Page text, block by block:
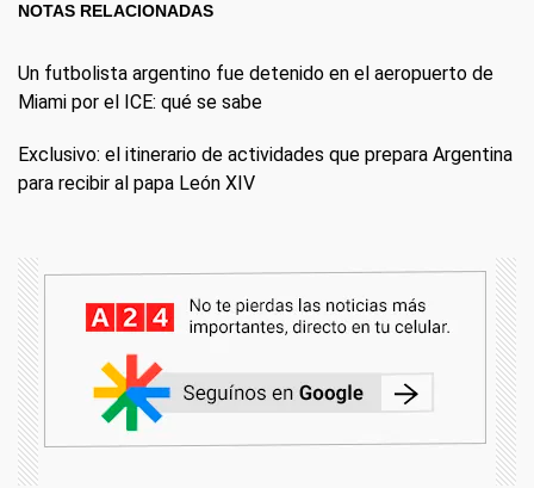
NOTAS RELACIONADAS
Un futbolista argentino fue detenido en el aeropuerto de
Miami por el ICE: qué se sabe
Exclusivo: el itinerario de actividades que prepara Argentina
para recibir al papa León XIV